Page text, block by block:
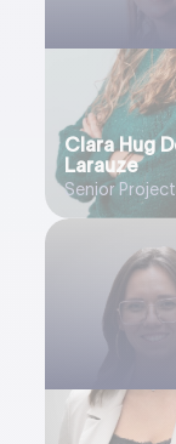
Clara Hug
Larauze
Senior Project